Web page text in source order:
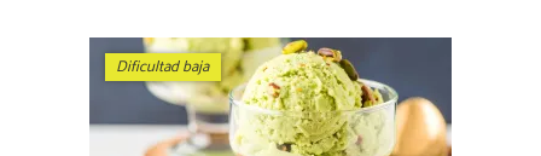
Dificultad baja